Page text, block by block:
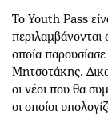
Το Youth Pass
οποία
Μητσοτάκης.
οι νέοι που θα
οι οποίοι